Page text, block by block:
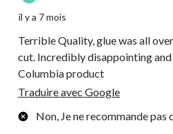
il y a 7 mois
Terrible Quality, glue was all
cut. Incredibly disappointing
Columbia product
Traduire avec Google
Non, Je ne recommande pas